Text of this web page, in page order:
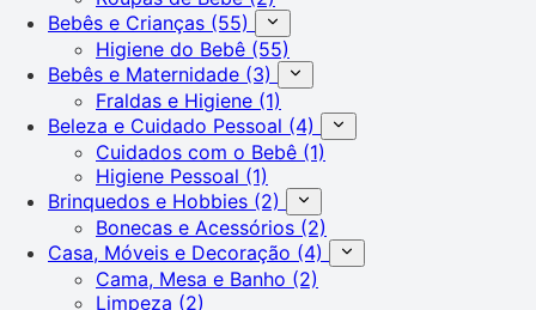
Bebês e Crianças (55)
Higiene do Bebê (55)
Bebês e Maternidade (3)
Fraldas e Higiene (1)
Beleza e Cuidado Pessoal (4)
Cuidados com o Bebê (1)
Higiene Pessoal (1)
Brinquedos e Hobbies (2)
Bonecas e Acessórios (2)
Casa, Móveis e Decoração (4)
Cama, Mesa e Banho (2)
Limpeza (2)